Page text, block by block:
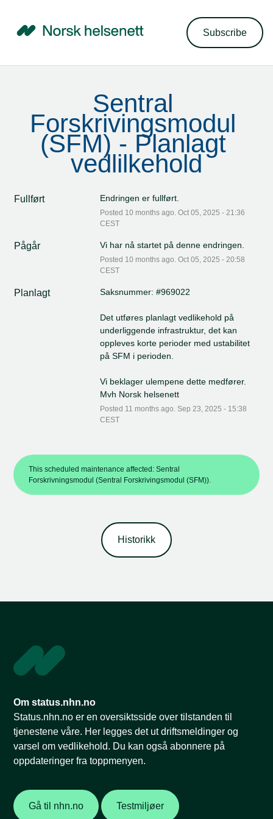
Subscribe
Sentral
Forskrivingsmodul
(SFM) - Planlagt
vedlilkehold
Fullført Endringen er fullført.
Posted 10 months ago. Oct 05 2025 - 21:36
CEST
Pågår Vi har nå startet på denne endringen.
Posted 10 months ago. Oct 05 2025 - 20:58
CEST
Planlagt Saksnummer: #969022
Det utføres planlagt vedlikehold på
underliggende infrastruktur, det kan
oppleves korte perioder med ustabilitet
på SFM i perioden.
Vi beklager ulempene dette medfører.
Mvh Norsk helsenett
Posted 11 months ago. Sep 23 2025 - 15:38
CEST
This scheduled maintenance affected: Sentral
Forskrivningsmodul (Sentral Forskrivingsmodul (SFM)).
Historikk
Om status.nhn.no
Status.nhn.no er en oversiktsside over tilstanden til
tjenestene våre. Her legges det ut driftsmeldinger og
varsel om vedlikehold. Du kan også abonnere på
oppdateringer fra toppmenyen.
Gå til nhn.no Testmiljøer